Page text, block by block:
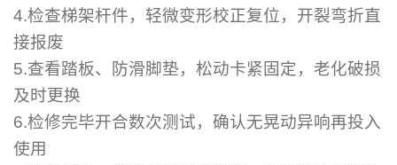
4.检查梯架杆件，轻微变形校正复位，开裂弯折直
接报废
5.查看踏板、防滑脚垫，松动卡紧固定，老化破损
及时更换
6.检修完毕开合数次测试，确认无晃动异响再投入
使用